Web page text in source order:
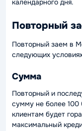
календарного дня.
Повторный
Повторный заем в
следующих
Сумма
Повторный и
сумму не более 100
клиентам будет
максимальный